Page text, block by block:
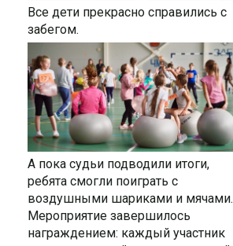
Все дети прекрасно справились с
забегом.
А пока судьи подводили итоги,
ребята смогли поиграть с
воздушными шариками и мячами.
Мероприятие завершилось
награждением: каждый участник